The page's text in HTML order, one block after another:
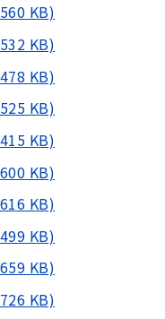
KB)
KB)
KB)
KB)
KB)
KB)
KB)
KB)
KB)
KB)